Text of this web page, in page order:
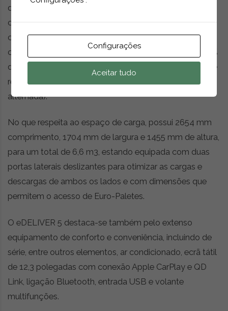
de curta ou média distância, obtidos a partir de um
consumo médio de apenas 21 kWh aos 100 km. O
carregamento rápido com tomada DC (corrente
contínua) pode ser feito em 36 minutos para atingir 80%
da carga da bateria, enquanto o carregamento regular é
realizado em 4 horas numa tomada AC (corrente
alternada).
No que respeita ao espaço de carga, possui 2654 mm
comprimento, 1704 mm de largura e 1455 mm de altura,
para um total de 6,6 m3, estando equipada com duas
portas laterais deslizantes para otimizar as cargas e
descargas de ambos os lados e com dimensões que
permitem o acesso de Euro-Paletes.
O eDELIVER 5 destaca-se também pelo extenso
equipamento de conforto e conveniência, incluindo de
série, entre outros elementos, ar condicionado, ecrã tátil
de 12,3 polegadas com conexão Apple CarPlay e QD
Link, ligação Bluetooth, entrada USB e volante
multifunções.
Configurações
Aceitar tudo